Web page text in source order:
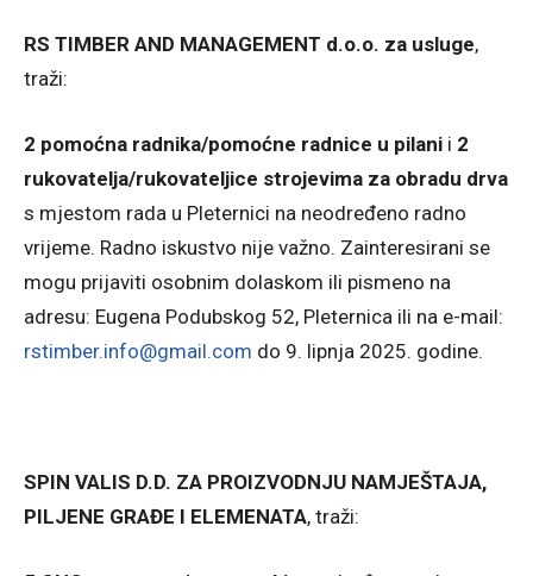
RS TIMBER AND MANAGEMENT d.o.o. za usluge,
traži:
2 pomoćna radnika/pomoćne radnice u pilani i 2
rukovatelja/rukovateljice strojevima za obradu drva
s mjestom rada u Pleternici na neodređeno radno
vrijeme. Radno iskustvo nije važno. Zainteresirani se
mogu prijaviti osobnim dolaskom ili pismeno na
adresu: Eugena Podubskog 52, Pleternica ili na e-mail:
rstimber.info@gmail.com do 9. lipnja 2025. godine.
SPIN VALIS D.D. ZA PROIZVODNJU NAMJEŠTAJA,
PILJENE GRAĐE I ELEMENATA, traži: